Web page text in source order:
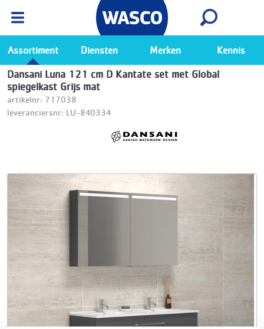
Ga naar de Wasco app
Bekijk
Assortiment Diensten Merken Kennis
Dansani Luna 121 cm D Kantate set met Global
spiegelkast Grijs mat
artikelnr: 717038
leveranciersnr: LU-840334